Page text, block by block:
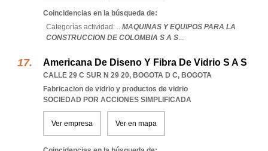
Coincidencias en la búsqueda de:
Categorías actividad: ...MAQUINAS Y EQUIPOS PARA LA
CONSTRUCCION DE COLOMBIA S A S...
Americana De Diseno Y Fibra De Vidrio S A S
CALLE 29 C SUR N 29 20, BOGOTA D C, BOGOTA
Fabricacion de vidrio y productos de vidrio
SOCIEDAD POR ACCIONES SIMPLIFICADA
Ver empresa Ver en mapa